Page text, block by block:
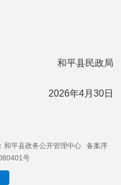
和平县民政局
2026年4月30日
和平县政务公开管理中心 备案序
号